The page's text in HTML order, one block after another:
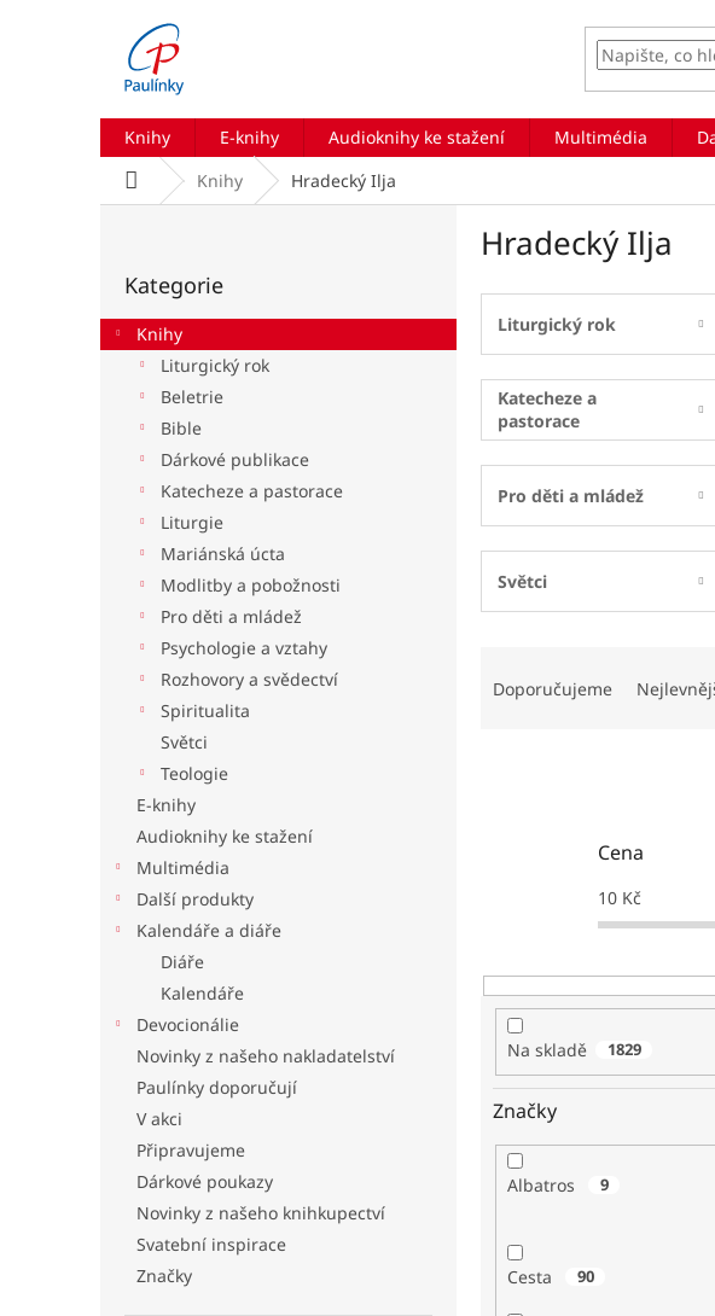
Knihy E-knihy Audioknihy ke stažení Multimédia
Domů Knihy Hradecký Ilja
r
a
kategorie
Kategorie
Knihy
Liturgický rok
Beletrie
Bible
Dárkové publikace
Katecheze a pastorace
Liturgie
Mariánská úcta
Modlitby a pobožnosti
Pro děti a mládež
Psychologie a vztahy
Rozhovory a svědectví
Spiritualita
Světci
Teologie
E-knihy
Audioknihy ke stažení
Multimédia
Další produkty
Kalendáře a diáře
Diáře
Kalendáře
Devocionálie
Novinky z našeho nakladatelství
Paulínky doporučují
V akci
Připravujeme
Dárkové poukazy
Novinky z našeho knihkupectví
Svatební inspirace
Značky
Hradecký Ilja
Liturgický rok
Katecheze a
pastorace
Pro děti a mládež
Světci
t
ů
Doporučujeme
Cena
10Kč
Na skladě 1829
Značky
Albatros 9
Cesta 90